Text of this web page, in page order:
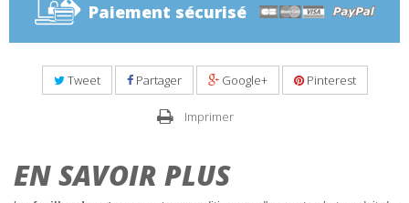
Paiement sécurisé
Tweet Partager Google+ Pinterest
Imprimer
EN SAVOIR PLUS